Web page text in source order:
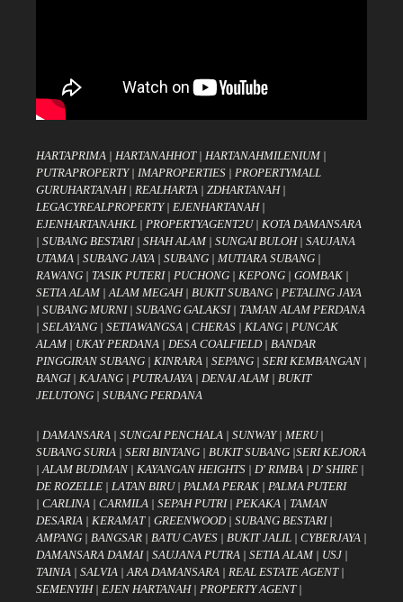
HARTAPRIMA | HARTANAHHOT| HARTANAHMILENIUM|
PUTRAPROPERTY| IMAPROPERTIES | PROPERTYMALL
GURUHARTANAH| REALHARTA | ZDHARTANAH|
LEGACYREALPROPERTY| EJENHARTANAH|
EJENHARTANAHKL | PROPERTYAGENT2U| KOTA DAMANSARA
| SUBANG BESTARI| SHAH ALAM| SUNGAI BULOH| SAUJANA
UTAMA | SUBANG JAYA | SUBANG | MUTIARA SUBANG |
RAWANG | TASIK PUTERI| PUCHONG | KEPONG | GOMBAK |
SETIA ALAM| ALAM MEGAH| BUKIT SUBANG | PETALING JAYA
| SUBANG MURNI| SUBANG GALAKSI| TAMAN ALAM PERDANA
| SELAYANG | SETIAWANGSA | CHERAS | KLANG | PUNCAK
ALAM| UKAY PERDANA | DESA COALFIELD| BANDAR
PINGGIRAN SUBANG | KINRARA | SEPANG | SERI KEMBANGAN |
BANGI| KAJANG | PUTRAJAYA | DENAI ALAM| BUKIT
JELUTONG | SUBANG PERDANA
| DAMANSARA | SUNGAI PENCHALA | SUNWAY| MERU|
SUBANG SURIA | SERI BINTANG | BUKIT SUBANG |SERI KEJORA
| ALAM BUDIMAN | KAYANGAN HEIGHTS | D' RIMBA | D' SHIRE |
DE ROZELLE | LATAN BIRU| PALMA PERAK | PALMA PUTERI
| CARLINA | CARMILA | SEPAH PUTRI| PEKAKA | TAMAN
DESARIA | KERAMAT| GREENWOOD| SUBANG BESTARI|
AMPANG | BANGSAR | BATU CAVES | BUKIT JALIL | CYBERJAYA |
DAMANSARA DAMAI| SAUJANA PUTRA | SETIA ALAM| USJ |
TAINIA | SALVIA | ARA DAMANSARA | REAL ESTATE AGENT |
SEMENYIH| EJEN HARTANAH| PROPERTY AGENT|